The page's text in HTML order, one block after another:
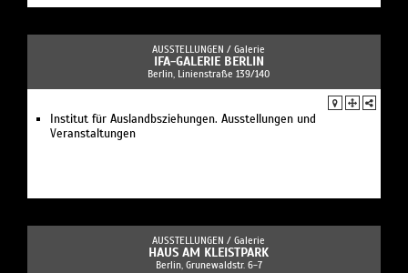
AUSSTELLUNGEN / Galerie
IFA-GALERIE BERLIN
Berlin, Linienstraße 139/140
Institut für Auslandbsziehungen. Ausstellungen und
Veranstaltungen
AUSSTELLUNGEN / Galerie
HAUS AM KLEISTPARK
Berlin, Grunewaldstr. 6-7